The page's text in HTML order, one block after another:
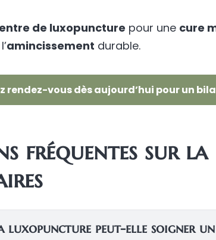
de luxopuncture pour une cure
amincissement durable.
rendez-vous dès aujourd’hui pour un
fréquentes sur
luxopuncture peut-elle soigner